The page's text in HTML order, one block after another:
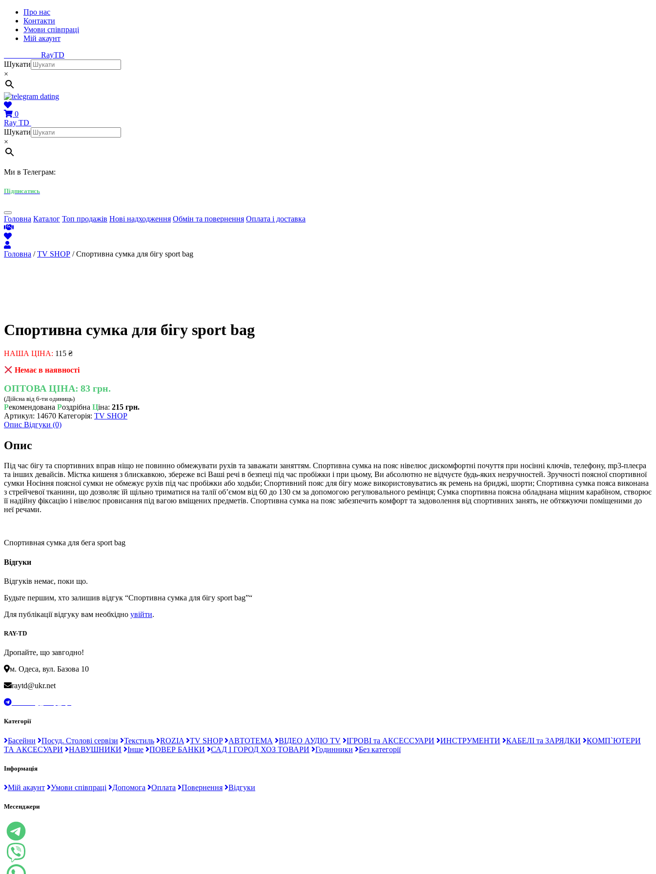
Про нас
Контакти
Умови співпраці
Мій акаунт
RayTD
Шукати
×
0
Ray TD
Шукати
×
Ми в Телеграм:
Підписатись
Головна Каталог Топ продажів Нові надходження Обмін та повернення Оплата і доставка
Головна /TV SHOP / Спортивна сумка для бігу sport bag
Спортивна сумка для бігу sport bag
НАША ЦІНА: 115 ₴
Немає в наявності
ОПТОВА ЦІНА: 83 грн.
(Дійсна від 6-ти одиниць)
Рекомендована Роздрібна Ціна: 215 грн.
Артикул: 14670 Категорія: TV SHOP
Опис Відгуки (0)
Опис
Під час бігу та спортивних вправ ніщо не повинно обмежувати рухів та заважати заняттям. Спортивна сумка на пояс нівелює дискомфортні почуття при носінні ключів, телефону, mp3-плеєра
та інших девайсів. Містка кишеня з блискавкою, збереже всі Ваші речі в безпеці під час пробіжки і при цьому, Ви абсолютно не відчуєте будь-яких незручностей. Зручності поясної спортивної
сумки Носіння поясної сумки не обмежує рухів під час пробіжки або ходьби; Спортивний пояс для бігу може використовуватись як ремень на бриджі, шорти; Спортивна сумка пояса виконана
з стрейчевої тканини, що дозволяє їй щільно триматися на талії об’ємом від 60 до 130 см за допомогою регулювального ремінця; Сумка спортивна поясна обладнана міцним карабіном, створює
її надійну фіксацію і нівелює провисання під вагою вміщених предметів. Спортивна сумка на пояс забезпечить комфорт та задоволення від спортивних занять, не обтяжуючи поміщеними до
неї речами.
Спортивная сумка для бега sport bag
Відгуки
Відгуків немає, поки що.
Будьте першим, хто залишив відгук “Спортивна сумка для бігу sport bag”“
Для публікації відгуку вам необхідно увійти.
RAY-TD
Дропайте, що завгодно!
м. Одеса, вул. Базова 10
raytd@ukr.net
Категорії
Басейни Посуд. Столові сервізи Текстиль ROZIA TV SHOP АВТОТЕМА ВІДЕО АУДІО TV ІГРОВІ та АКСЕССУАРИ ИНСТРУМЕНТИ КАБЕЛІ та ЗАРЯДКИ
КОМП`ЮТЕРИ
ТА АКСЕСУАРИ
НАВУШНИКИ Інше ПОВЕР БАНКИ САД І ГОРОД ХОЗ ТОВАРИ Годинники Без категорії
Інформація
Мій акаунт Умови співпраці Допомога Оплата Повернення Відгуки
Месенджери